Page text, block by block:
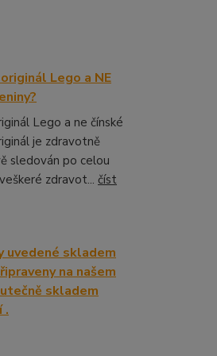
Lego a NE
Lego a ne čínské
je zdravotně
sledován po celou
zdravot... číst
uvedené skladem
na našem
skladem
.